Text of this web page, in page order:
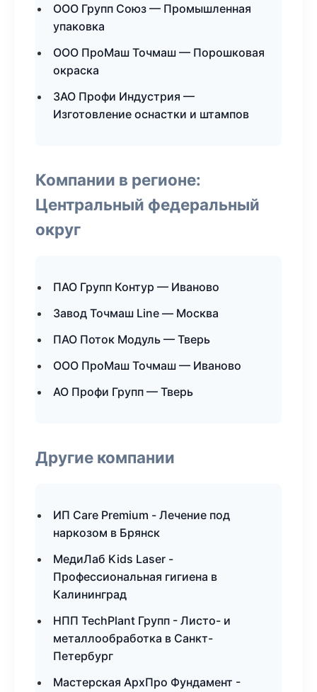
ООО Групп Союз — Промышленная
упаковка
ООО ПроМаш Точмаш — Порошковая
окраска
ЗАО Профи Индустрия —
Изготовление оснастки и штампов
Компании в регионе:
Центральный федеральный
округ
ПАО Групп Контур — Иваново
Завод Точмаш Line — Москва
ПАО Поток Модуль — Тверь
ООО ПроМаш Точмаш — Иваново
АО Профи Групп — Тверь
Другие компании
ИП Care Premium - Лечение под
наркозом в Брянск
МедиЛаб Kids Laser -
Профессиональная гигиена в
Калининград
НПП TechPlant Групп - Листо- и
металлообработка в Санкт-
Петербург
Мастерская АрхПро Фундамент -